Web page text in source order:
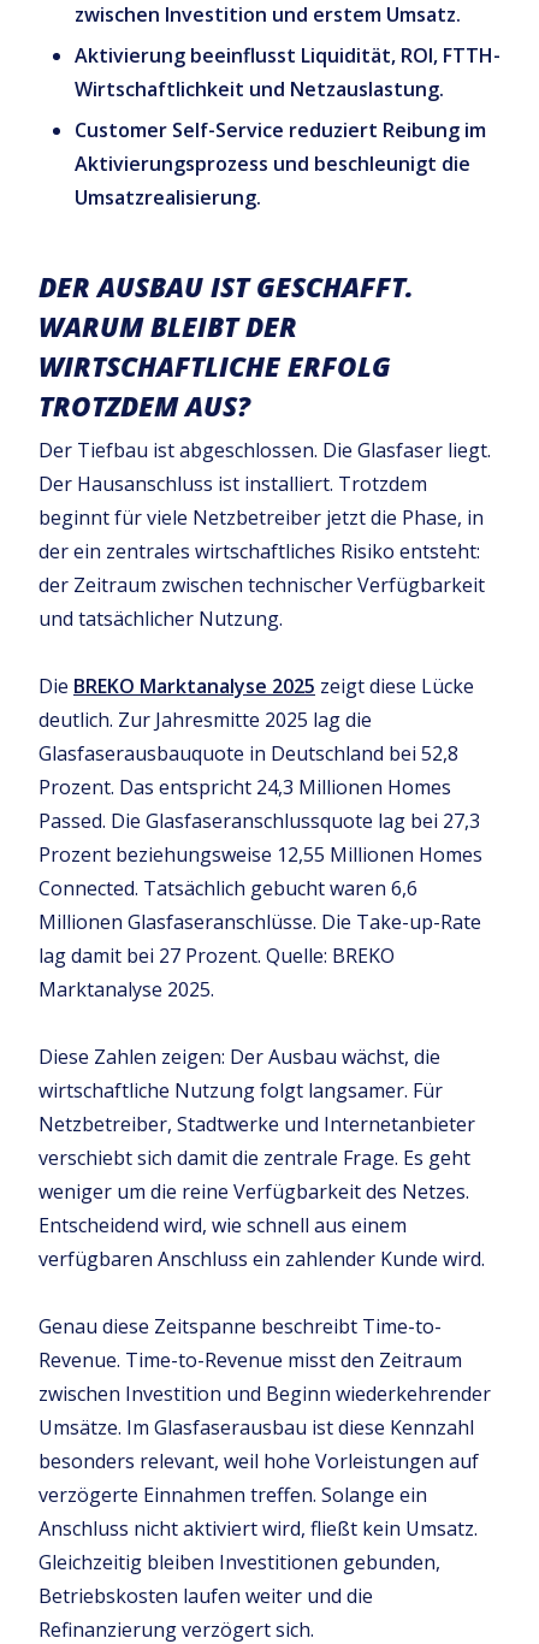
zwischen Investition und erstem Umsatz.
Aktivierung beeinflusst Liquidität, ROI, FTTH-
Wirtschaftlichkeit und Netzauslastung.
Customer Self-Service reduziert Reibung im
Aktivierungsprozess und beschleunigt die
Umsatzrealisierung.
DER AUSBAU IST GESCHAFFT.
WARUM BLEIBT DER
WIRTSCHAFTLICHE ERFOLG
TROTZDEM AUS?
Der Tiefbau ist abgeschlossen. Die Glasfaser liegt.
Der Hausanschluss ist installiert. Trotzdem
beginnt für viele Netzbetreiber jetzt die Phase, in
der ein zentrales wirtschaftliches Risiko entsteht:
der Zeitraum zwischen technischer Verfügbarkeit
und tatsächlicher Nutzung.
Die BREKO Marktanalyse 2025 zeigt diese Lücke
deutlich. Zur Jahresmitte 2025 lag die
Glasfaserausbauquote in Deutschland bei 52,8
Prozent. Das entspricht 24,3 Millionen Homes
Passed. Die Glasfaseranschlussquote lag bei 27,3
Prozent beziehungsweise 12,55 Millionen Homes
Connected. Tatsächlich gebucht waren 6,6
Millionen Glasfaseranschlüsse. Die Take-up-Rate
lag damit bei 27 Prozent. Quelle: BREKO
Marktanalyse 2025.
Diese Zahlen zeigen: Der Ausbau wächst, die
wirtschaftliche Nutzung folgt langsamer. Für
Netzbetreiber, Stadtwerke und Internetanbieter
verschiebt sich damit die zentrale Frage. Es geht
weniger um die reine Verfügbarkeit des Netzes.
Entscheidend wird, wie schnell aus einem
verfügbaren Anschluss ein zahlender Kunde wird.
Genau diese Zeitspanne beschreibt Time-to-
Revenue. Time-to-Revenue misst den Zeitraum
zwischen Investition und Beginn wiederkehrender
Umsätze. Im Glasfaserausbau ist diese Kennzahl
besonders relevant, weil hohe Vorleistungen auf
verzögerte Einnahmen treffen. Solange ein
Anschluss nicht aktiviert wird, fließt kein Umsatz.
Gleichzeitig bleiben Investitionen gebunden,
Betriebskosten laufen weiter und die
Refinanzierung verzögert sich.